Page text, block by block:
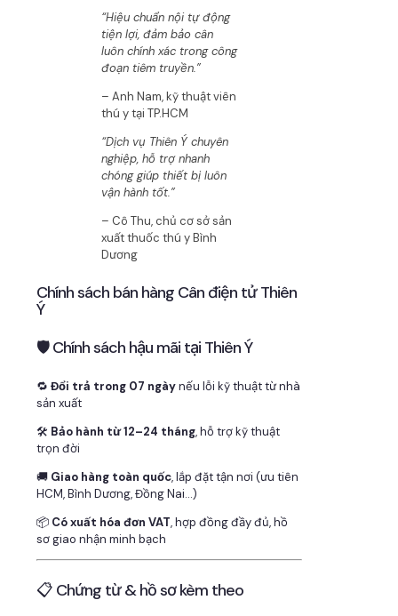
“Hiệu chuẩn nội tự động
tiện lợi, đảm bảo cân
luôn chính xác trong công
đoạn tiêm truyền.”
– Anh Nam, kỹ thuật viên
thú y tại TP.HCM
“Dịch vụ Thiên Ý chuyên
nghiệp, hỗ trợ nhanh
chóng giúp thiết bị luôn
vận hành tốt.”
– Cô Thu, chủ cơ sở sản
xuất thuốc thú y Bình
Dương
Chính sách bán hàng Cân điện tử Thiên
Ý
🛡 Chính sách hậu mãi tại Thiên Ý
🔁 Đổi trả trong 07 ngàynếu lỗi kỹ thuật từ nhà
sản xuất
🛠 Bảo hành từ 12–24 tháng, hỗ trợ kỹ thuật
trọn đời
🚚 Giao hàng toàn quốc, lắp đặt tận nơi (ưu tiên
HCM, Bình Dương, Đồng Nai…)
📦 Có xuất hóa đơn VAT, hợp đồng đầy đủ, hồ
sơ giao nhận minh bạch
📋 Chứng từ & hồ sơ kèm theo